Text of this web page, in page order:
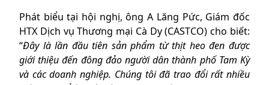
Phát biểu tại hội nghị, ông A Lăng Pức, Giám đốc
HTX Dịch vụ Thương mại Cà Dy (CASTCO) cho biết:
“Đây là lần đầu tiên sản phẩm từ thịt heo đen được
giới thiệu đến đông đảo người dân thành phố Tam Kỳ
và các doanh nghiệp. Chúng tôi đã trao đổi rất nhiều